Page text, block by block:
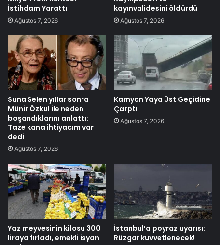
İstihdam Yarattı
Ağustos 7, 2026
kayınvalidesini öldürdü
Ağustos 7, 2026
Suna Selen yıllar sonra
Münir Özkul ile neden
boşandıklarını anlattı:
Taze kana ihtiyacım var
dedi
Ağustos 7, 2026
Kamyon Yaya Üst Geçidine
Çarptı
Ağustos 7, 2026
Yaz meyvesinin kilosu 300
liraya fırladı, emekli isyan
İstanbul’a poyraz uyarısı:
Rüzgar kuvvetlenecek!